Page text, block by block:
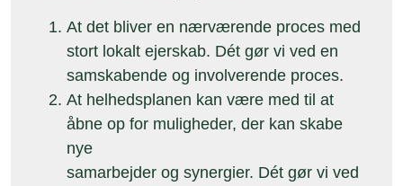
At det bliver en nærværende proces med
stort lokalt ejerskab. Dét gør vi ved en
samskabende og involverende proces.
At helhedsplanen kan være med til at
åbne op for muligheder, der kan skabe
nye
samarbejder og synergier. Dét gør vi ved